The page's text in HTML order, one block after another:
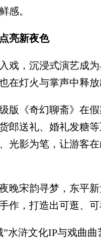
感。
亮新夜色
，沉浸式演艺成为
在灯火与掌声中释放
《奇幻聊斋》在假
郎送礼、婚礼发糖
光影为笔，让游客
宋韵寻梦，东平新
作，打造出可逛、可
浒文化IP与戏曲曲